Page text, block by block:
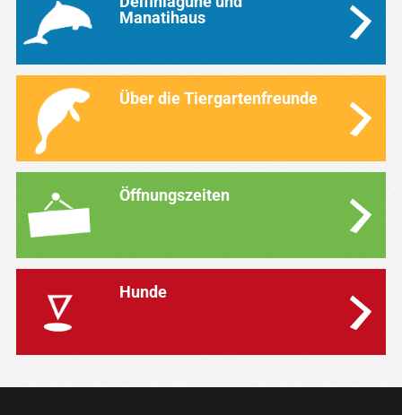
Manatihaus
Über die Tiergartenfreunde
Öffnungszeiten
Hunde